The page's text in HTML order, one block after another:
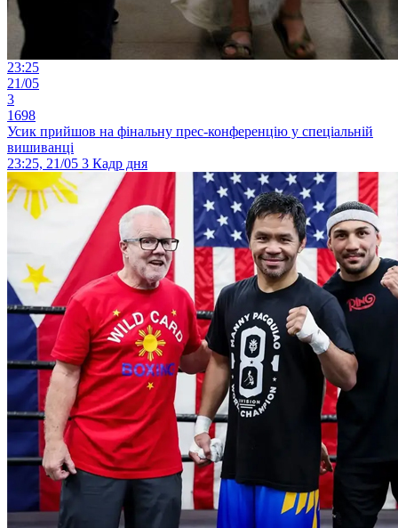
23:25
21/05
3
1698
Усик прийшов на фінальну прес-конференцію у спеціальній
вишиванці
23:25, 21/05 3 Кадр дня